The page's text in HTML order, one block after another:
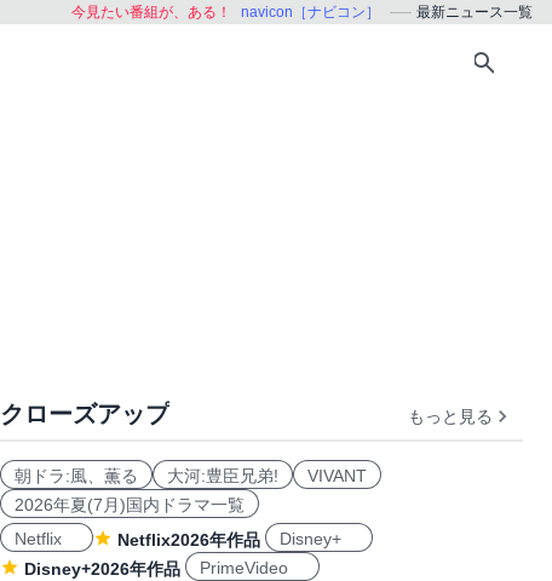
今見たい番組が、ある！ navicon［ナビコン］ 最新ニュース一覧
クローズアップ もっと見る
朝ドラ:風、薫る 大河:豊臣兄弟!
VIVANT
2026年夏(7月)国内ドラマ一覧
Netflix
Netflix2026年作品
Disney+
Disney+2026年作品
PrimeVideo